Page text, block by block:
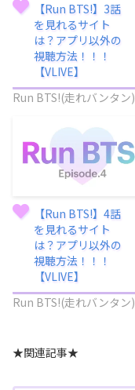
【Run BTS!】3話
を見れるサイト
は？アプリ以外の
視聴方法！！！
【VLIVE】
Run BTS!(走れバンタン)
【Run BTS!】4話
を見れるサイト
は？アプリ以外の
視聴方法！！！
【VLIVE】
Run BTS!(走れバンタン)
★関連記事★